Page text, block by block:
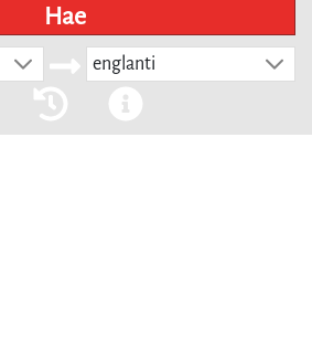
Hae
englanti